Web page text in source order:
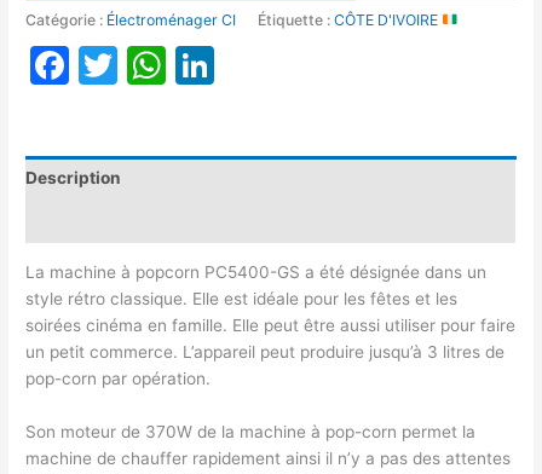
Catégorie : Électroménager CI Étiquette :CÔTE D'IVOIRE
Facebook
TwitterWhatsApp
Description
La machine à popcorn PC5400-GS a été désignée dans un
style rétro classique. Elle est idéale pour les fêtes et les
soirées cinéma en famille. Elle peut être aussi utiliser pour faire
un petit commerce. L’appareil peut produire jusqu’à 3 litres de
pop-corn par opération.
Son moteur de 370W de la machine à pop-corn permet la
machine de chauffer rapidement ainsi il n’y a pas des attentes